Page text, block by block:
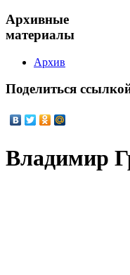
Архивные
материалы
Архив
Поделиться
Владимир